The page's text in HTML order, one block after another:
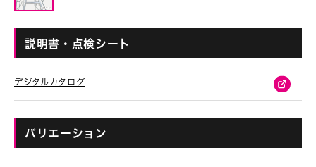
説明書・点検シート
デジタルカタログ
バリエーション